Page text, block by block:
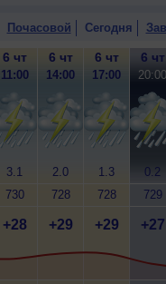
Почасовой Сегодня
6 чт
11:00
3.1
730
+28
6 чт
14:00
2.0
728
+29
6 чт
17:00
1.3
728
+29
6 чт
20:00
0.2
729
+27